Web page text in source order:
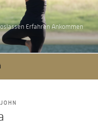
Erfahren Ankommen